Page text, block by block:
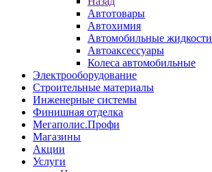
Автотовары
Автохимия
Автомобильные жидкости
Автоаксессуары
Колеса автомобильные
Электрооборудование
Строительные материалы
Инженерные системы
Финишная отделка
Мегаполис.Профи
Магазины
Акции
Услуги